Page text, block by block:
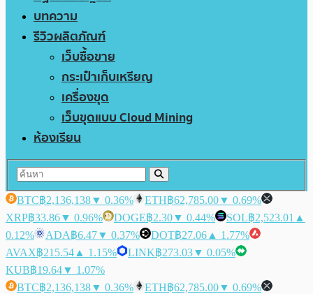
บทความ
รีวิวผลิตภัณฑ์
เว็บซื้อขาย
กระเป๋าเก็บเหรียญ
เครื่องขุด
เว็บขุดแบบ Cloud Mining
ห้องเรียน
BTC฿2,136,138▼ 0.36% ETH฿62,785.00▼ 0.69%
XRP฿33.86▼ 0.96% DOGE฿2.30▼ 0.44% SOL฿2,523.01 ▲
0.12%
ADA฿6.47▼ 0.37% DOT฿27.06 ▲ 1.77%
AVAX฿215.54 ▲ 1.15% LINK฿273.03▼ 0.05%
KUB฿19.64▼ 1.07%
BTC฿2,136,138▼ 0.36% ETH฿62,785.00▼ 0.69%